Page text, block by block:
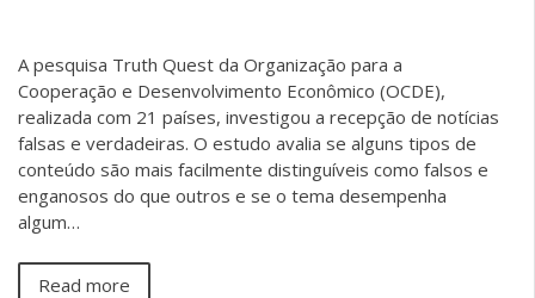
A pesquisa Truth Quest da Organização para a
Cooperação e Desenvolvimento Econômico (OCDE),
realizada com 21 países, investigou a recepção de notícias
falsas e verdadeiras. O estudo avalia se alguns tipos de
conteúdo são mais facilmente distinguíveis como falsos e
enganosos do que outros e se o tema desempenha
algum…
Read more